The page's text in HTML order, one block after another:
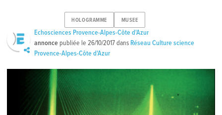
HOLOGRAMME MUSEE
Echosciences Provence-Alpes-Côte d'Azur
annonce publiée le26/10/2017dans Réseau Culture science
Provence-Alpes-Côte d'Azur